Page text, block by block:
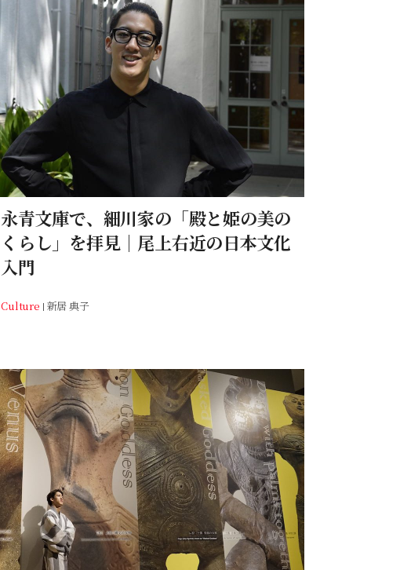
永青文庫で、細川家の「殿と姫の美の
くらし」を拝見｜尾上右近の日本文化
入門
Culture 新居 典子